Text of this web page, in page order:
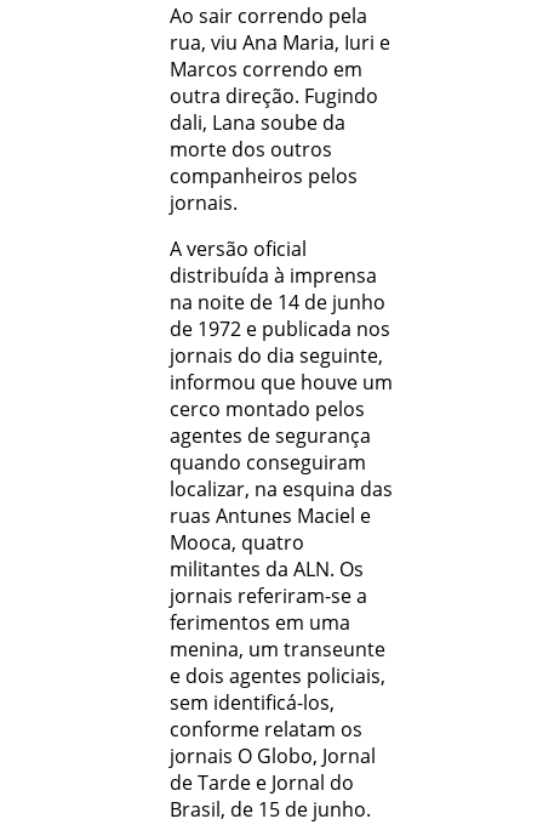
Ao sair correndo pela
rua, viu Ana Maria, Iuri e
Marcos correndo em
outra direção. Fugindo
dali, Lana soube da
morte dos outros
companheiros pelos
jornais.
A versão oficial
distribuída à imprensa
na noite de 14 de junho
de 1972 e publicada nos
jornais do dia seguinte,
informou que houve um
cerco montado pelos
agentes de segurança
quando conseguiram
localizar, na esquina das
ruas Antunes Maciel e
Mooca, quatro
militantes da ALN. Os
jornais referiram-se a
ferimentos em uma
menina, um transeunte
e dois agentes policiais,
sem identificá-los,
conforme relatam os
jornais O Globo, Jornal
de Tarde e Jornal do
Brasil, de 15 de junho.